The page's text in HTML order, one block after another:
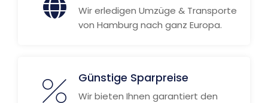
Wir erledigen Umzüge & Transporte
von Hamburg nach ganz Europa.
Günstige Sparpreise
Wir bieten Ihnen garantiert den